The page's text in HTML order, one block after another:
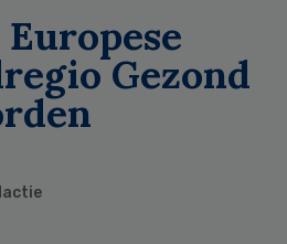
Gezond